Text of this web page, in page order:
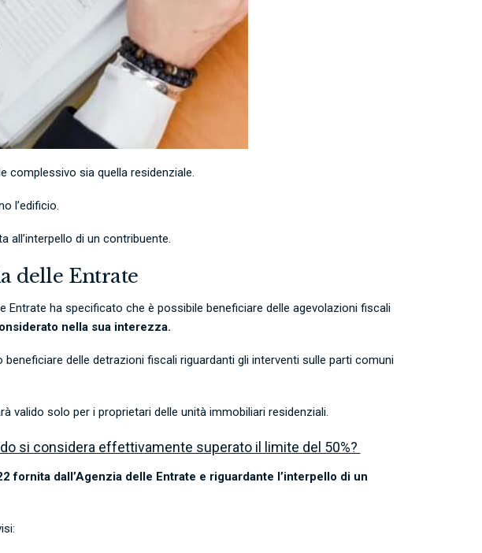
complessivo sia quella residenziale.
l’edificio.
all’interpello di un contribuente.
delle Entrate
Entrate ha specificato che è possibile beneficiare delle agevolazioni fiscali
nella sua interezza.
delle detrazioni fiscali riguardanti gli interventi sulle parti comuni
valido solo per i proprietari delle unità immobiliari residenziali.
si considera effettivamente superato il limite del 50%?
fornita dall’Agenzia delle Entrate e riguardante l’interpello di un